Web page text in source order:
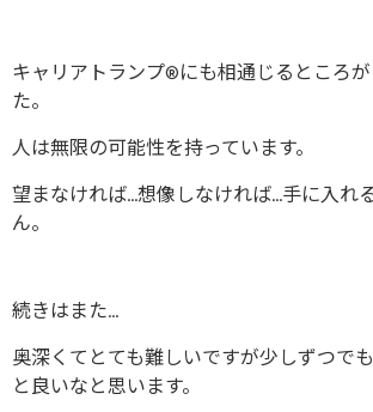
キャリアトランプ®にも相通じるところ
た。
人は無限の可能性を持っています。
望まなければ…想像しなければ…手に入れ
ん。
続きはまた…
奥深くてとても難しいですが少しずつで
と良いなと思います。